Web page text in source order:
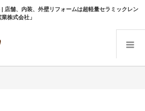
店舗、内装、外壁リフォームは超軽量セラミックレン
株式会社」